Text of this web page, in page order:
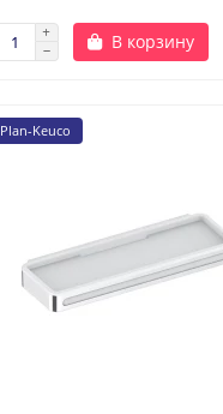
В корзину
Plan-Keuco